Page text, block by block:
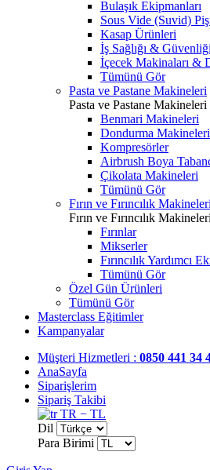
Bulaşık Ekipmanları
Sous Vide (Suvid)
Kasap Ürünleri
İş Sağlığı &
İçecek Makinaları &
Tümünü Gör
Pasta ve Pastane Makineleri
Pasta ve Pastane Makineleri
Benmari Makineleri
Dondurma Makineleri
Kompresörler
Airbrush Boya
Çikolata Makineleri
Tümünü Gör
Fırın ve Fırıncılık Makineleri
Fırın ve Fırıncılık Makineleri
Fırınlar
Mikserler
Fırıncılık Yardımcı
Tümünü Gör
Özel Gün Ürünleri
Tümünü Gör
Masterclass Eğitimler
Kampanyalar
Müşteri Hizmetleri : 0850 441 34
AnaSayfa
Siparişlerim
Sipariş Takibi
TR − TL
Dil
Para Birimi